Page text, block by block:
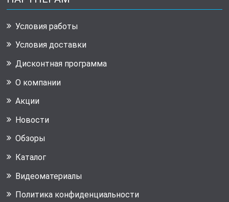
Условия работы
Условия доставки
Дисконтная программа
О компании
Акции
Новости
Обзоры
Каталог
Видеоматериалы
Политика конфиденциальности